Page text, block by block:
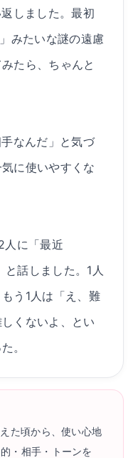
しました。最初
みたいな謎の遠慮
たら、ちゃんと
なんだ」と気づ
に使いやすくな
人に「最近
話しました。1人
う1人は「え、難
くないよ、とい
。
た頃から、使い心地
・相手・トーンを